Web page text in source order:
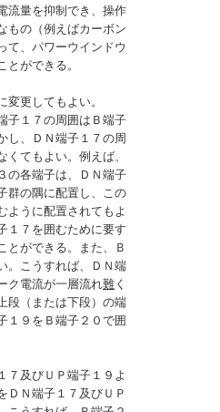
流量を抑制でき、操作
もの（例えばカーボン
て、パワーウインドウ
ができる。
更してもよい。
子１７の周囲はＢ端子
し、ＤＮ端子１７の周
くてもよい。例えば、
の各端子は、ＤＮ端子
群の隅に配置し、この
ように配置されてもよ
１７を囲むために要す
とができる。また、Ｂ
。こうすれば、ＤＮ端
ク電流が一層流れ難 く
段（または下段）の端
１９をＢ端子２０で囲
７及びＵＰ端子１９よ
ＤＮ端子１７及びＵＰ